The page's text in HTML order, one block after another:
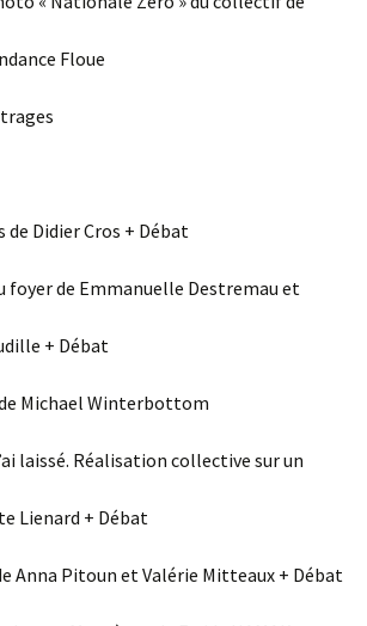
Floue
de Didier Cros + Débat
foyer de Emmanuelle Destremau et
+ Débat
Michael Winterbottom
laissé. Réalisation collective sur un
Lienard + Débat
Anna Pitoun et Valérie Mitteaux + Débat